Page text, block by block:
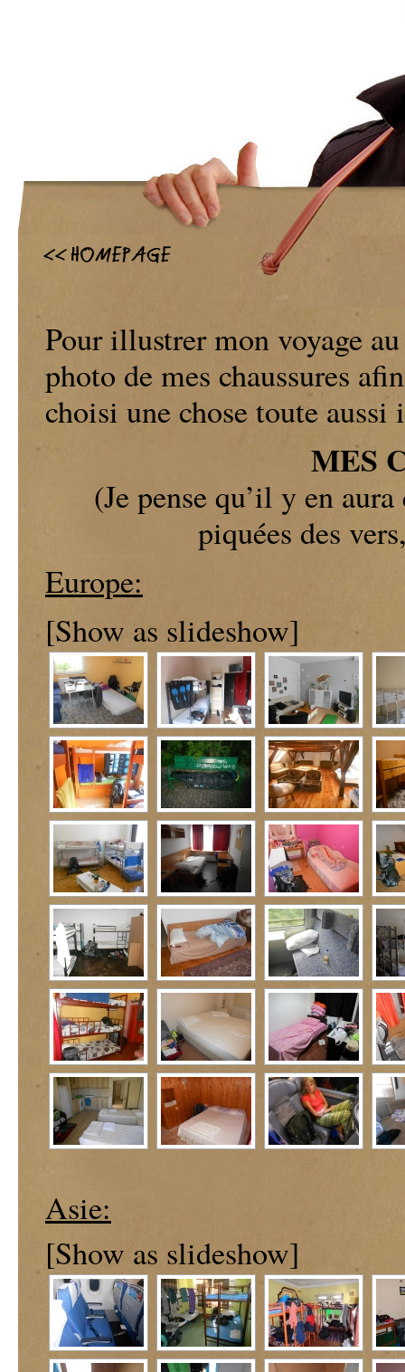
Pour illustrer mon voyage
photo de mes chaussures
choisi une chose toute
MES
(Je pense qu’il y en
piquées des
Europe:
[Show as slideshow]
Asie:
[Show as slideshow]